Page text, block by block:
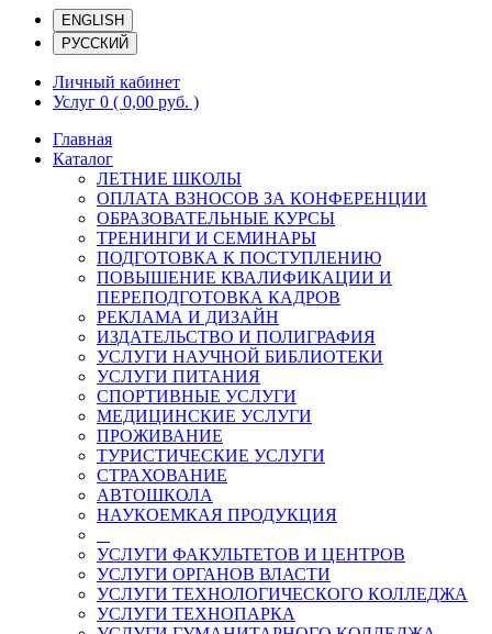
ENGLISH
РУССКИЙ
Личный кабинет
Услуг 0 ( 0,00 руб. )
Главная
Каталог
ЛЕТНИЕ ШКОЛЫ
ОПЛАТА ВЗНОСОВ ЗА КОНФЕРЕНЦИИ
ОБРАЗОВАТЕЛЬНЫЕ КУРСЫ
ТРЕНИНГИ И СЕМИНАРЫ
ПОДГОТОВКА К ПОСТУПЛЕНИЮ
ПОВЫШЕНИЕ КВАЛИФИКАЦИИ И
ПЕРЕПОДГОТОВКА КАДРОВ
РЕКЛАМА И ДИЗАЙН
ИЗДАТЕЛЬСТВО И ПОЛИГРАФИЯ
УСЛУГИ НАУЧНОЙ БИБЛИОТЕКИ
УСЛУГИ ПИТАНИЯ
СПОРТИВНЫЕ УСЛУГИ
МЕДИЦИНСКИЕ УСЛУГИ
ПРОЖИВАНИЕ
ТУРИСТИЧЕСКИЕ УСЛУГИ
СТРАХОВАНИЕ
АВТОШКОЛА
НАУКОЕМКАЯ ПРОДУКЦИЯ
УСЛУГИ ФАКУЛЬТЕТОВ И ЦЕНТРОВ
УСЛУГИ ОРГАНОВ ВЛАСТИ
УСЛУГИ ТЕХНОЛОГИЧЕСКОГО КОЛЛЕДЖА
УСЛУГИ ТЕХНОПАРКА